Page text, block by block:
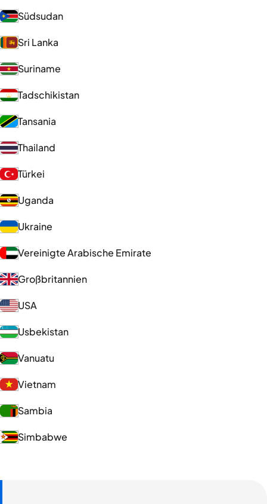
Südsudan
Sri Lanka
Suriname
Tadschikistan
Tansania
Thailand
Türkei
Uganda
Ukraine
Vereinigte Arabische Emirate
Großbritannien
USA
Usbekistan
Vanuatu
Vietnam
Sambia
Simbabwe